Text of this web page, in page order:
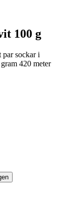
100 g
par sockar i
420 meter